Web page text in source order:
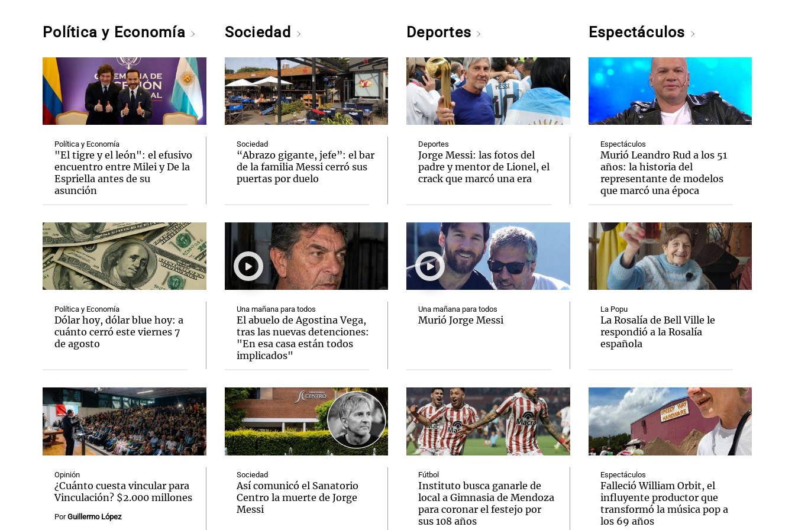
Política y Economía
Política y Economía
"El tigre y el león": el efusivo
encuentro entre Milei y De la
Espriella antes de su
asunción
Política y Economía
Dólar hoy, dólar blue hoy: a
cuánto cerró este viernes 7
de agosto
Opinión
¿Cuánto cuesta vincular para
Vinculación? $2.000 millones
PorGuillermo López
Sociedad
Sociedad
“Abrazo gigante, jefe”: el bar
de la familia Messi cerró sus
puertas por duelo
Una mañana para todos
El abuelo de Agostina Vega,
tras las nuevas detenciones:
"En esa casa están todos
implicados"
Sociedad
Así comunicó el Sanatorio
Centro la muerte de Jorge
Messi
Deportes
Deportes
Jorge Messi: las fotos del
padre y mentor de Lionel, el
crack que marcó una era
Una mañana para todos
Murió Jorge Messi
Fútbol
Instituto busca ganarle de
local a Gimnasia de Mendoza
para coronar el festejo por
sus 108 años
Espectáculos
Espectáculos
Murió Leandro Rud a los 51
años: la historia del
representante de modelos
que marcó una época
La Popu
La Rosalía de Bell Ville le
respondió a la Rosalía
española
Espectáculos
Falleció William Orbit, el
influyente productor que
transformó la música pop a
los 69 años
Notas
El huracán de Arequito Cadena 3 en Groenlandia